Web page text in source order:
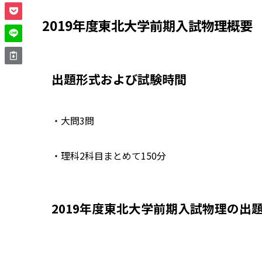
2019年度東北大学前期入試物理概要
出題形式および試験時間
・大問3問
・理科2科目まとめて150分
2019年度東北大学前期入試物理の出